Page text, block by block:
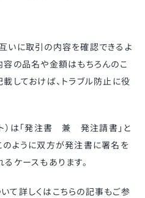
いに取引の内容を確認できるよ
容の品名や金額はもちろんのこ
しておけば、トラブル防止に役
ト）は「発注書 兼 発注請書」と
のように双方が発注書に署名を
ケースもあります。
て詳しくはこちらの記事もご参